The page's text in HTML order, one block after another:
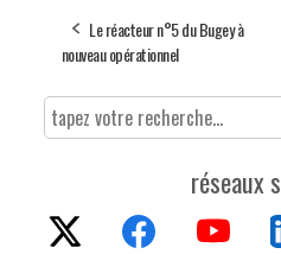
Le réacteur n°5 du Bugey à
nouveau opérationnel
réseaux